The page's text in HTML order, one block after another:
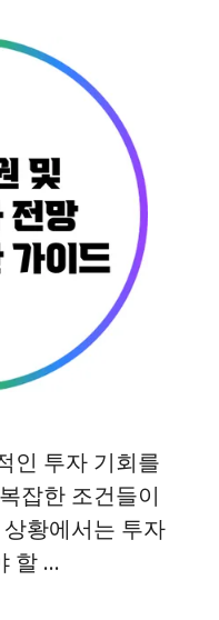
인 투자 기회를
잡한 조건들이
황에서는 투자
할 …